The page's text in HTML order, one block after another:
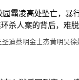
霸凌高处坠亡，暴
杀人案的背后，难
圣迪蔡明金士杰黄明昊徐